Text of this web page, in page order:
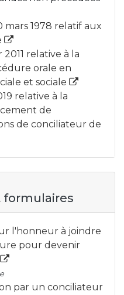
mars 1978 relatif aux
relative à la
orale en
et sociale
relative à la
de
de conciliateur de
formulaires
l'honneur à joindre
pour devenir
par un conciliateur